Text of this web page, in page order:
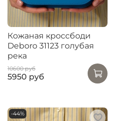
Кожаная кроссбоди
Deboro 31123 голубая
река
10600 руб
5950 руб
-44%